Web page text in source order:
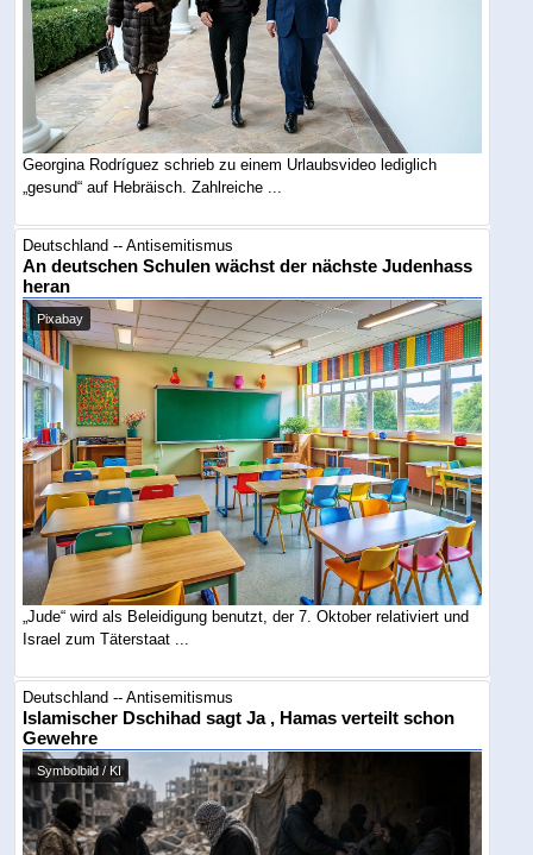
Georgina Rodríguez schrieb zu einem Urlaubsvideo lediglich
„gesund“ auf Hebräisch. Zahlreiche ...
Deutschland -- Antisemitismus
An deutschen Schulen wächst der nächste Judenhass
heran
Pixabay
„Jude“ wird als Beleidigung benutzt, der 7. Oktober relativiert und
Israel zum Täterstaat ...
Deutschland -- Antisemitismus
Islamischer Dschihad sagt Ja , Hamas verteilt schon
Gewehre
Symbolbild / KI